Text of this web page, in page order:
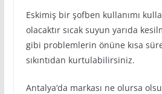
Eskimiş bir şofben kullanımı
olacaktır sıcak suyun yarıda
gibi problemlerin önüne kısa
sıkıntıdan kurtulabilirsiniz.
Antalya’da markası ne olursa